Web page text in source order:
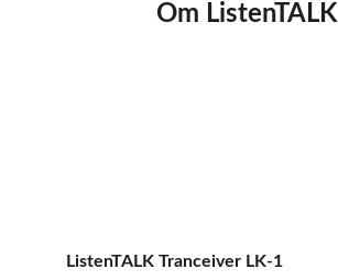
Om ListenTALK
ListenTALK Tranceiver LK-1